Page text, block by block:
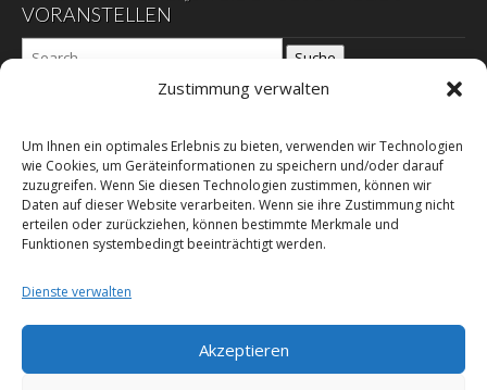
Zustimmung verwalten
Um Ihnen ein optimales Erlebnis zu bieten, verwenden wir Technologien
wie Cookies, um Geräteinformationen zu speichern und/oder darauf
zuzugreifen. Wenn Sie diesen Technologien zustimmen, können wir
Daten auf dieser Website verarbeiten. Wenn sie ihre Zustimmung nicht
erteilen oder zurückziehen, können bestimmte Merkmale und
Funktionen systembedingt beeinträchtigt werden.
Dienste verwalten
Akzeptieren
VORANSTELLEN
Suche
DER GLÖCKEL
Datenschutzerklärung
DER SCHWARZE EGON
Impressum – E-Commerz – Copyright
RSS Feed
Über dieses Online-Magazin